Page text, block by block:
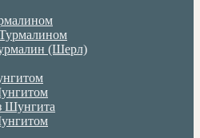
(Шерл)
Шунгита